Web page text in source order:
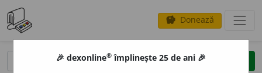
savings Donează
clear
🎉 dexonline® împlinește 25 de ani 🎉